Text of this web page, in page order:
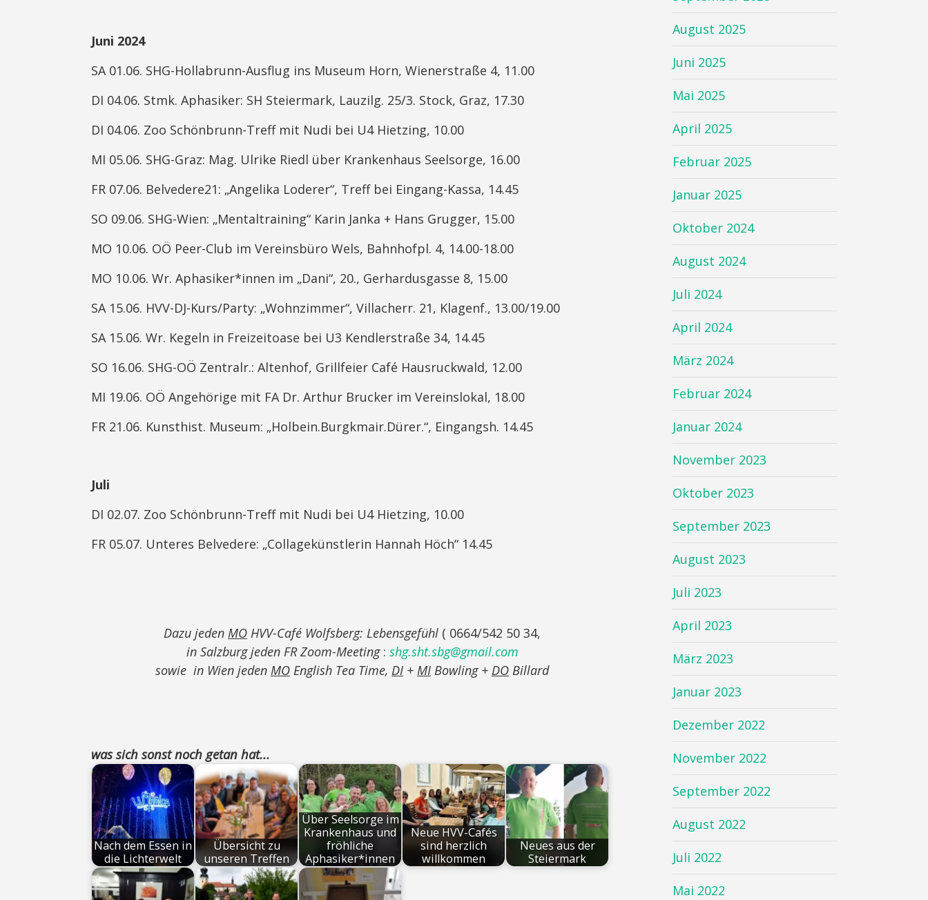
Juni 2024
SA 01.06. SHG-Hollabrunn-Ausflug ins Museum Horn, Wienerstraße 4, 11.00
DI 04.06. Stmk. Aphasiker: SH Steiermark, Lauzilg. 25/3. Stock, Graz, 17.30
DI 04.06. Zoo Schönbrunn-Treff mit Nudi bei U4 Hietzing, 10.00
MI 05.06. SHG-Graz: Mag. Ulrike Riedl über Krankenhaus Seelsorge, 16.00
FR 07.06. Belvedere21: „Angelika Loderer“, Treff bei Eingang-Kassa, 14.45
SO 09.06. SHG-Wien: „Mentaltraining“ Karin Janka + Hans Grugger, 15.00
MO 10.06. OÖ Peer-Club im Vereinsbüro Wels, Bahnhofpl. 4, 14.00-18.00
MO 10.06. Wr. Aphasiker*innen im „Dani“, 20., Gerhardusgasse 8, 15.00
SA 15.06. HVV-DJ-Kurs/Party: „Wohnzimmer“, Villacherr. 21, Klagenf., 13.00/19.00
SA 15.06. Wr. Kegeln in Freizeitoase bei U3 Kendlerstraße 34, 14.45
SO 16.06. SHG-OÖ Zentralr.: Altenhof, Grillfeier Café Hausruckwald, 12.00
MI 19.06. OÖ Angehörige mit FA Dr. Arthur Brucker im Vereinslokal, 18.00
FR 21.06. Kunsthist. Museum: „Holbein.Burgkmair.Dürer.“, Eingangsh. 14.45
Juli
DI 02.07. Zoo Schönbrunn-Treff mit Nudi bei U4 Hietzing, 10.00
FR 05.07. Unteres Belvedere: „Collagekünstlerin Hannah Höch“ 14.45
Dazu jeden MO HVV-Café Wolfsberg: Lebensgefühl ( 0664/542 50 34,
in Salzburg jeden FR Zoom-Meeting : shg.sht.sbg@gmail.com
sowie in Wien jeden MO English Tea Time, DI + MI Bowling + DO Billard
was sich sonst noch getan hat...
Nach dem Essen in
die Lichterwelt
Übersicht zu
unseren Treffen
Über Seelsorge im
Krankenhaus und
fröhliche
Aphasiker*innen
Neue HVV-Cafés
sind herzlich
willkommen
Neues aus der
Steiermark
August 2025
Juni 2025
Mai 2025
April 2025
Februar 2025
Januar 2025
Oktober 2024
August 2024
Juli 2024
April 2024
März 2024
Februar 2024
Januar 2024
November 2023
Oktober 2023
September 2023
August 2023
Juli 2023
April 2023
März 2023
Januar 2023
Dezember 2022
November 2022
September 2022
August 2022
Juli 2022
Mai 2022